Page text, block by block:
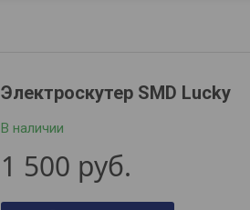
Электроскутер SMD Lucky
В наличии
1 500 руб.